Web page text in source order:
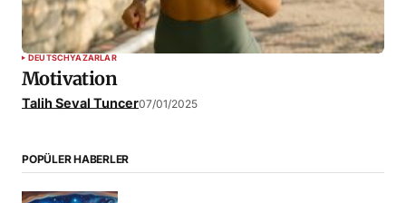
DEUTSCHYAZARLAR
Motivation
Talih Seval Tuncer07/01/2025
POPÜLER HABERLER